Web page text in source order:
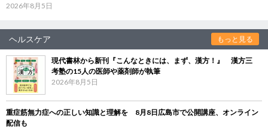
2026年8月5日
ヘルスケア もっと見る
現代書林から新刊『こんなときには、まず、漢方！』 漢方三
考塾の15人の医師や薬剤師が執筆
2026年8月5日
重症筋無力症への正しい知識と理解を 8月8日広島市で公開講座、オンライン
配信も